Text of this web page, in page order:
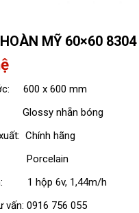
MỸ 60×60 8304
600 x 600 mm
Glossy nhẵn bóng
Chính hãng
1 hộp 6v, 1,44m/h
vấn: 0916 756 055